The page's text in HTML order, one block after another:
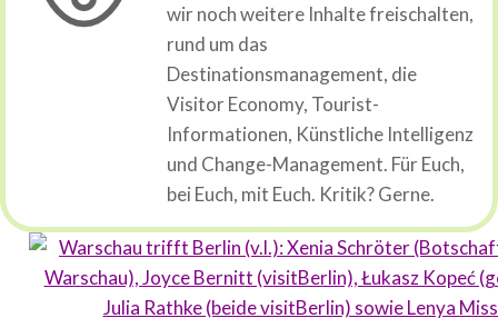
wir noch weitere Inhalte freischalten,
rund um das
Destinationsmanagement, die
Visitor Economy, Tourist-
Informationen, Künstliche Intelligenz
und Change-Management. Für Euch,
bei Euch, mit Euch. Kritik? Gerne.